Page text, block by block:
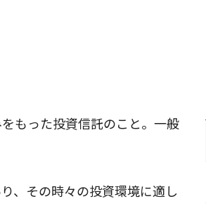
もった投資信託のこと。一般
、その時々の投資環境に適し